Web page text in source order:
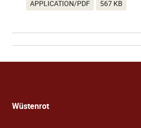
APPLICATION/PDF 567 KB
Wüstenrot